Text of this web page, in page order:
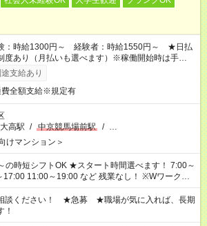
：時給1300円～ 経験者：時給1550円～ ★日払
度あり（月払いも選べます）※稼働開始時は手続き
支払いとなります。
支給あり
費全額支給※規定有
高駅 / 中京競馬場前駅 / …
けマンション＞
★スタート時間選べます！ 7:00～
11:00～19:00 など 残業なし！ ※Wワークの
仕事と合わせ週40時間超の就業はご案内できませ
づき、週20時間以上勤務は社会保険への加入対象
労働者派遣法（日雇い派遣の原則禁止）により、
間の就業はご案内が難しい場合があります
談ください！ ★急募 ★職場が気に入れば、長期
！